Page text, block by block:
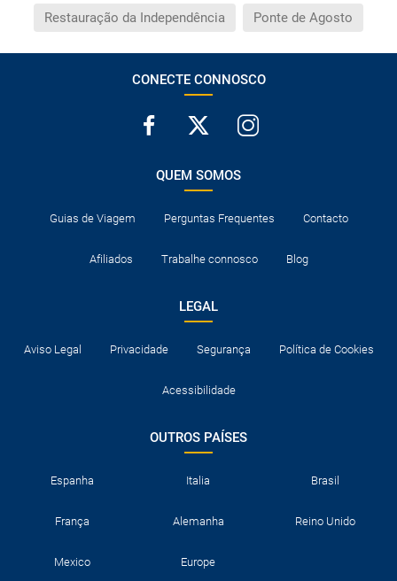
Restauração da Independência Ponte de Agosto
CONECTE CONNOSCO
QUEM SOMOS
Guias de Viagem Perguntas Frequentes Contacto
Afiliados Trabalhe connosco Blog
LEGAL
Aviso Legal Privacidade Segurança Política de Cookies
Acessibilidade
OUTROS PAÍSES
Espanha Italia Brasil
França Alemanha Reino Unido
Mexico Europe